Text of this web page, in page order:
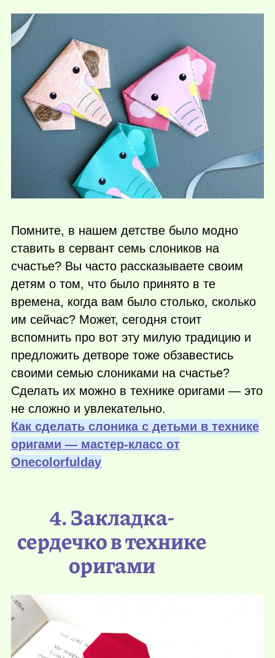
Помните, в нашем детстве было модно
ставить в сервант семь слоников на
счастье? Вы часто рассказываете своим
детям о том, что было принято в те
времена, когда вам было столько, сколько
им сейчас? Может, сегодня стоит
вспомнить про вот эту милую традицию и
предложить детворе тоже обзавестись
своими семью слониками на счастье?
Сделать их можно в технике оригами — это
не сложно и увлекательно.
Как сделать слоника с детьми в технике
оригами — мастер-класс от
Оnecolorfulday
4. Закладка-
сердечко в технике
оригами